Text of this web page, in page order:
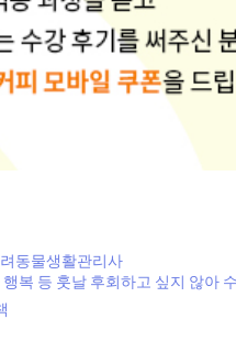
동물생활관리사
복 등 훗날 후회하고 싶지 않아